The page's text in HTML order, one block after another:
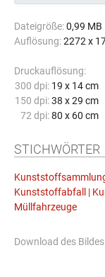
Dateigröße:0,99 MB
Auflösung:2272 x
Druckauflösung:
300 dpi: 19 x 14 cm
150 dpi: 38 x 29 cm
72 dpi: 80 x 60 cm
STICHWÖRTER
Kunststoffabfall |
Müllfahrzeuge
Download des